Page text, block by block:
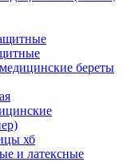
береты
хб
и латексные